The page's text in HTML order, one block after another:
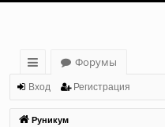
с
ы
Форумы
Вход Регистрация
Руникум